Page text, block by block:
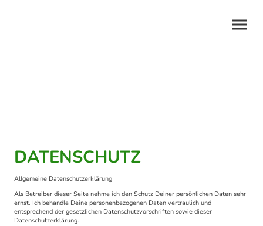
DATENSCHUTZ
Allgemeine Datenschutzerklärung
Als Betreiber dieser Seite nehme ich den Schutz Deiner persönlichen Daten sehr
ernst. Ich behandle Deine personenbezogenen Daten vertraulich und
entsprechend der gesetzlichen Datenschutzvorschriften sowie dieser
Datenschutzerklärung.